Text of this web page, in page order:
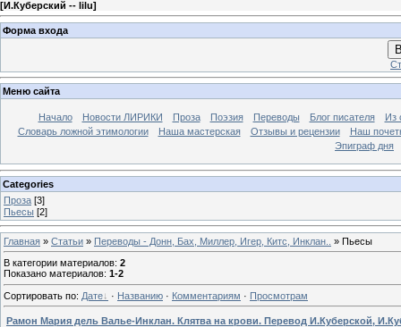
[И.Куберский -- lilu]
Форма входа
Меню сайта
Начало Новости ЛИРИКИ Проза Поэзия Переводы Блог писателя
Из
Словарь ложной этимологии
Наша мастерская Отзывы и рецензии
Наш
Эпиграф дня
Categories
Проза [3]
Пьесы [2]
Главная » Статьи » Переводы - Донн, Бах, Миллер, Игер, Китс, Инклан.. » Пьесы
В категории материалов: 2
Показано материалов: 1-2
Сортировать по: Дате · Названию · Комментариям · Просмотрам
Рамон Мария дель Валье-Инклан. Клятва на крови. Перевод И.Куберской,